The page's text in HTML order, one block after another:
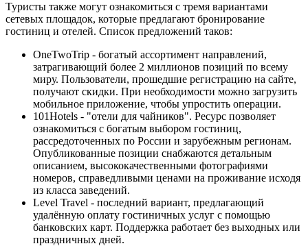
Туристы также могут ознакомиться с тремя вариантами
сетевых площадок, которые предлагают бронирование
гостиниц и отелей. Список предложений таков:
OneTwoTrip - богатый ассортимент направлений,
затрагивающий более 2 миллионов позиций по всему
миру. Пользователи, прошедшие регистрацию на сайте,
получают скидки. При необходимости можно загрузить
мобильное приложение, чтобы упростить операции.
101Hotels - "отели для чайников". Ресурс позволяет
ознакомиться с богатым выбором гостиниц,
рассредоточенных по России и зарубежным регионам.
Опубликованные позиции снабжаются детальным
описанием, высококачественными фотографиями
номеров, справедливыми ценами на проживание исходя
из класса заведений.
Level Travel - последний вариант, предлагающий
удалённую оплату гостиничных услуг с помощью
банковских карт. Поддержка работает без выходных или
праздничных дней.